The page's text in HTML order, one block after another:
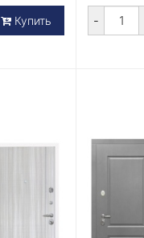
Купить -